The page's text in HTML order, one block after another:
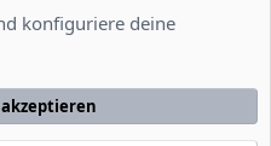
Datenschutzerklärung
konfiguriere deine